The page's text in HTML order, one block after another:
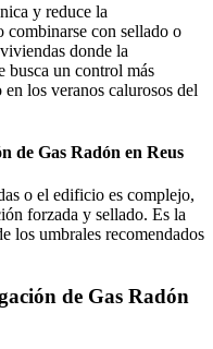
y reduce la
combinarse con sellado o
donde la
busca un control más
los veranos calurosos del
de Gas Radón en Reus
o el edificio es complejo,
forzada y sellado. Es la
los umbrales recomendados
de Gas Radón